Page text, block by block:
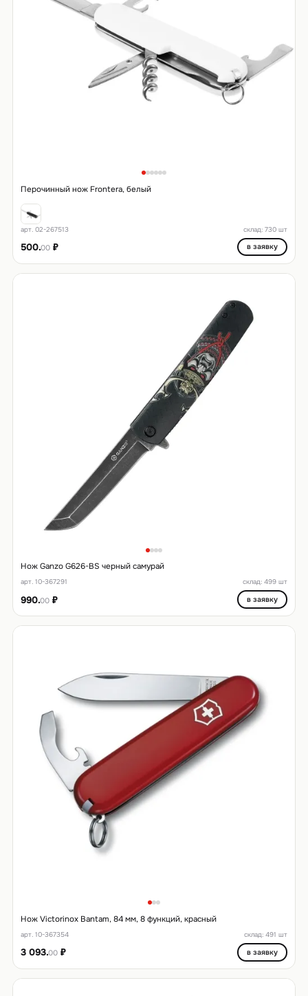
Перочинный нож Frontera, белый
арт. 02-267513 склад: 730 шт
500.00₽ в заявку
Нож Ganzo G626-BS черный самурай
арт. 10-367291 склад: 499 шт
990.00₽ в заявку
Нож Victorinox Bantam, 84 мм, 8 функций, красный
арт. 10-367354 склад: 491 шт
3 093.00₽ в заявку